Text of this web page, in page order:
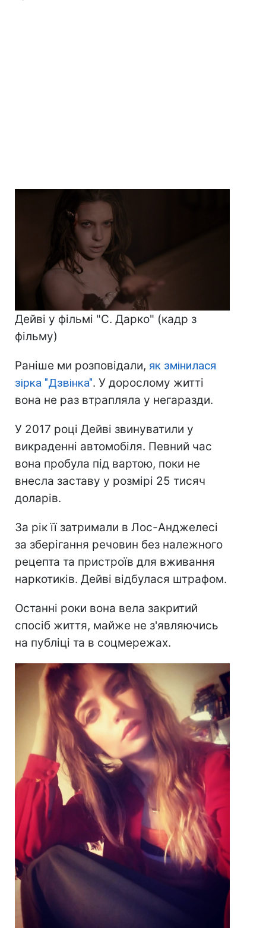
Дейві у фільмі "С. Дарко" (кадр з
фільму)
Раніше ми розповідали, як змінилася
зірка "Дзвінка". У дорослому житті
вона не раз втрапляла у негаразди.
У 2017 році Дейві звинуватили у
викраденні автомобіля. Певний час
вона пробула під вартою, поки не
внесла заставу у розмірі 25 тисяч
доларів.
За рік її затримали в Лос-Анджелесі
за зберігання речовин без належного
рецепта та пристроїв для вживання
наркотиків. Дейві відбулася штрафом.
Останні роки вона вела закритий
спосіб життя, майже не з'являючись
на публіці та в соцмережах.